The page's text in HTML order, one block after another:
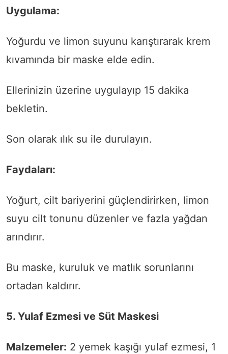
Uygulama:
Yoğurdu ve limon suyunu karıştırarak krem
kıvamında bir maske elde edin.
Ellerinizin üzerine uygulayıp 15 dakika
bekletin.
Son olarak ılık su ile durulayın.
Faydaları:
Yoğurt, cilt bariyerini güçlendirirken, limon
suyu cilt tonunu düzenler ve fazla yağdan
arındırır.
Bu maske, kuruluk ve matlık sorunlarını
ortadan kaldırır.
5. Yulaf Ezmesi ve Süt Maskesi
Malzemeler: 2 yemek kaşığı yulaf ezmesi, 1